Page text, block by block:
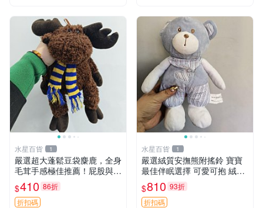
水星百貨 1
嚴選超大蓬鬆豆袋麋鹿，全身
毛茸手感極佳推薦！屁股與四
肢填充均勻，適合收藏與孩童
共賞。 麋鹿 豆袋 毛茸玩具
$410 86折
折扣碼
水星百貨 1
嚴選絨質安撫熊附搖鈴 寶寶
最佳伴眠選擇 可愛可抱 絨毛
玩具 安撫熊 嬰兒用
$810 93折
折扣碼